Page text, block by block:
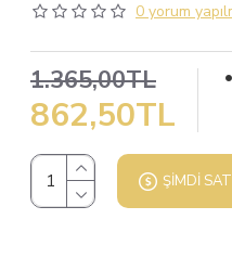
0 yorum
862,50TL
1.365,00TL
ŞIMDI